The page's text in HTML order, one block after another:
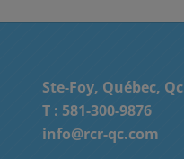
Ste-Foy, Québec, Qc
T : 581-300-9876
info@rcr-qc.com